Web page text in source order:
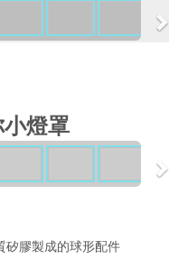
燈罩
膠製成的球形配件